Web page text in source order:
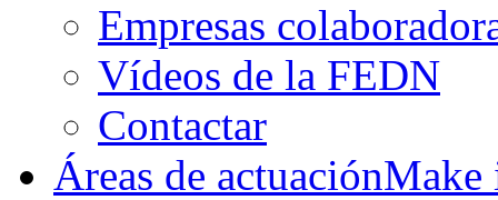
Empresas
Vídeos de la FEDN
Contactar
Áreas de actuación